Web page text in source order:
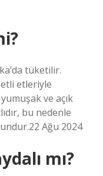
tüketilir.
etleriyle
ve açık
bu nedenle
Ağu 2024
mı?